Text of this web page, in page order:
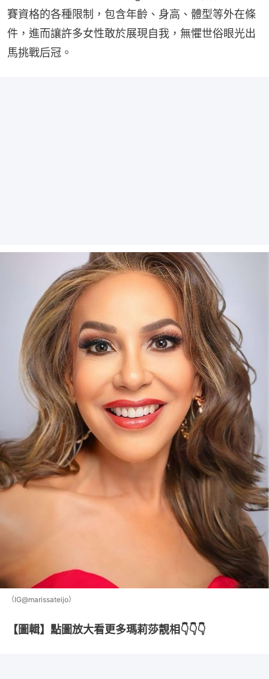
賽資格的各種限制，包含年齡、身高、體型等外在條
件，進而讓許多女性敢於展現自我，無懼世俗眼光出
馬挑戰后冠。
（IG@marissateijo）
【圖輯】點圖放大看更多瑪莉莎靚相👇👇👇